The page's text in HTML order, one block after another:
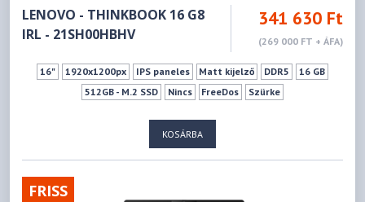
LENOVO - THINKBOOK 16 G8
IRL - 21SH00HBHV
341 630 Ft
(269 000 FT + ÁFA)
16" 1920x1200px IPS paneles Matt kijelző DDR5
16 GB
512GB - M.2 SSD
Nincs FreeDos Szürke
KOSÁRBA
FRISS